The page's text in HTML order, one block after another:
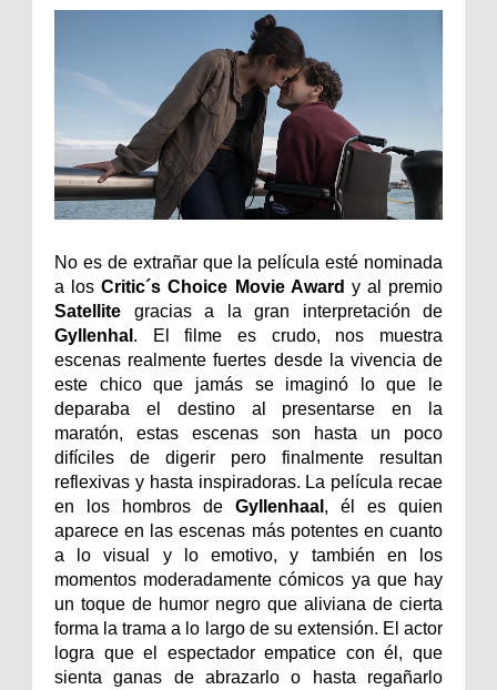
No es de extrañar que la película esté nominada
a losCritic´s Choice Movie Award y al premio
Satellite gracias a la gran interpretación de
Gyllenhal . El filme es crudo, nos muestra
escenas realmente fuertes desde la vivencia de
este chico que jamás se imaginó lo que le
deparaba el destino al presentarse en la
maratón, estas escenas son hasta un poco
difíciles de digerir pero finalmente resultan
reflexivas y hasta inspiradoras. La película recae
en los hombros de Gyllenhaal , él es quien
aparece en las escenas más potentes en cuanto
a lo visual y lo emotivo, y también en los
momentos moderadamente cómicos ya que hay
un toque de humor negro que aliviana de cierta
forma la trama a lo largo de su extensión. El actor
logra que el espectador empatice con él, que
sienta ganas de abrazarlo o hasta regañarlo